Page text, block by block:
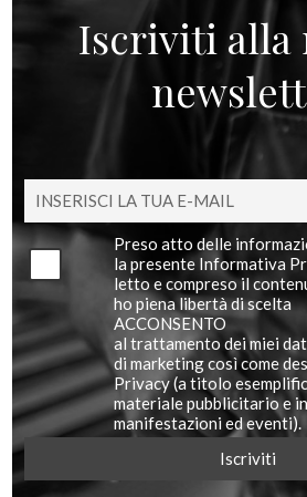
Iscriviti alla
Preso atto delle
la presente Informativa
letto e compreso il
ho piena libertà di scelta
ACCONSENTO
al trattamento dei miei
di marketing così come
Privacy (a titolo
materiale pubblicitario e
manifestazioni ed eventi).